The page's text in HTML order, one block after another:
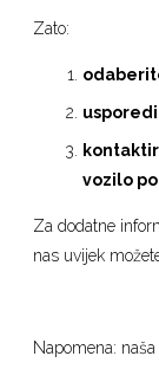
Zato:
vozilo
Za dodatne
nas uvijek
Napomena: